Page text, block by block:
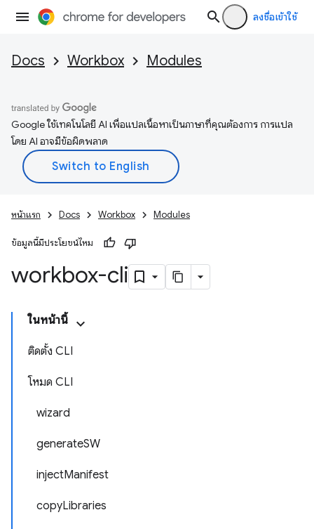
ลงชื่อเข้าใช้
Docs Workbox Modules
Google ใช้เทคโนโลยี AI เพื่อแปลเนื้อหาเป็นภาษาที่คุณต้องการ การแปล
โดย AI อาจมีข้อผิดพลาด
หน้าแรก Docs Workbox Modules
ข้อมูลนี้มีประโยชน์ไหม
workbox-cli
ในหน้านี้
ติดตั้ง CLI
โหมด CLI
wizard
generateSW
injectManifest
copyLibraries